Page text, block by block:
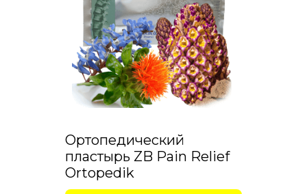
Ортопедический
пластырь ZB Pain Relief
Ortopedik